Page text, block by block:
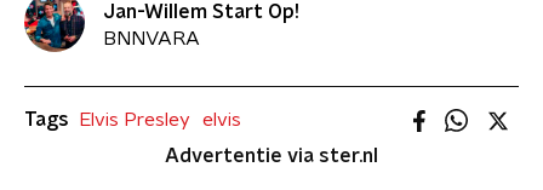
Jan-Willem Start Op!
BNNVARA
Tags Elvis Presley
elvis
Advertentie via ster.nl